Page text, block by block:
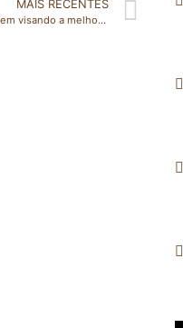
MAIS RECENTES
Jaguaré adere ao Pacto Pela Aprendizagem visando a melhoria da educação básica